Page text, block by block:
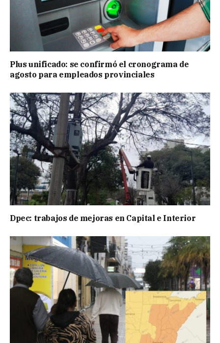
Plus unificado: se confirmó el cronograma de
agosto para empleados provinciales
Dpec: trabajos de mejoras en Capital e Interior